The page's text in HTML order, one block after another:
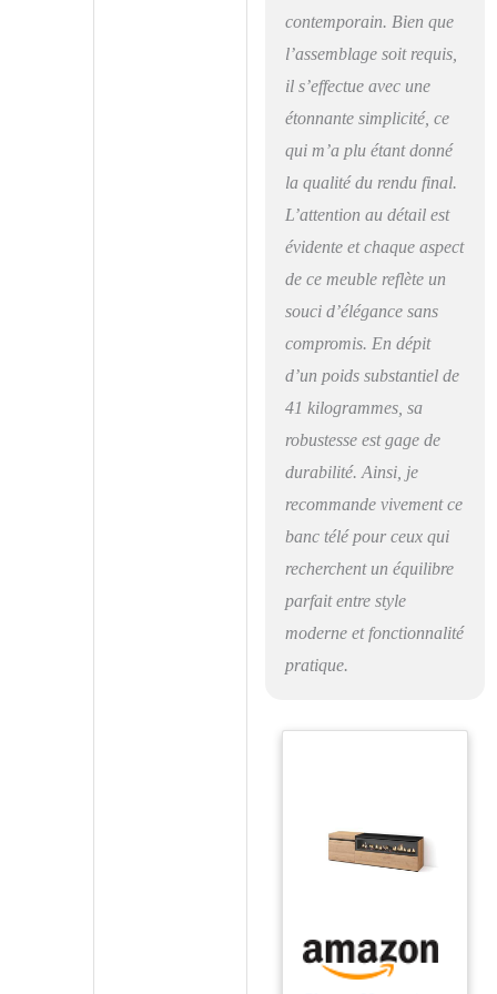
bénéficient d'un
excellent service
après-vente, avec un
stock permanent de
pièces de rechange. La
fonctionne en étant
branchée à l'électricité,
elle n'utilise pas de
télécommande
nécessite des piles, qui
ne sont pas incluses.
contemporain. Bien que
l’assemblage soit requis,
il s’effectue avec une
étonnante simplicité, ce
qui m’a plu étant donné
la qualité du rendu final.
L’attention au détail est
évidente et chaque aspect
de ce meuble reflète un
souci d’élégance sans
compromis. En dépit
d’un poids substantiel de
41 kilogrammes, sa
robustesse est gage de
durabilité. Ainsi, je
recommande vivement ce
banc télé pour ceux qui
recherchent un équilibre
parfait entre style
moderne et fonctionnalité
pratique.